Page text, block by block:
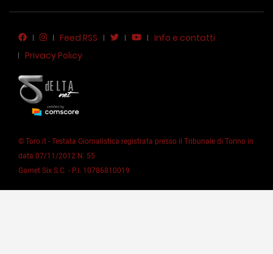
Feed RSS
Info e contatti
Privacy Policy
© Toro.it - Testata Giornalistica registrata presso il Tribunale di Torino in
data 07/11/2012 N. 55
Garnet Six S.C. - P.I. 10786810019